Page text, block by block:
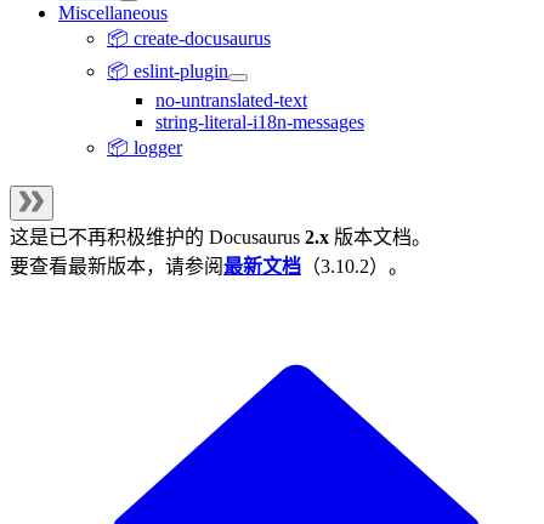
Miscellaneous
📦 create-docusaurus
📦 eslint-plugin
no-untranslated-text
string-literal-i18n-messages
📦 logger
这是已不再积极维护的 Docusaurus 2.x 版本文档。
要查看最新版本，请参阅最新文档 （3.10.2）。